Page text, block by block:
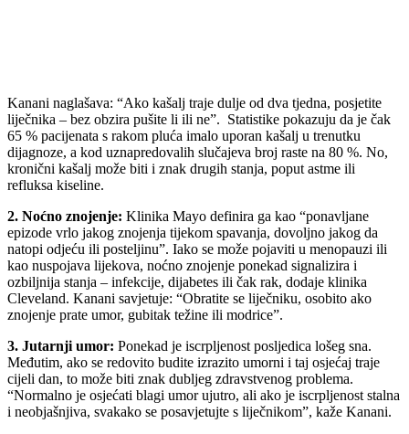
Kanani naglašava: “Ako kašalj traje dulje od dva tjedna, posjetite
liječnika – bez obzira pušite li ili ne”. Statistike pokazuju da je čak
65 % pacijenata s rakom pluća imalo uporan kašalj u trenutku
dijagnoze, a kod uznapredovalih slučajeva broj raste na 80 %. No,
kronični kašalj može biti i znak drugih stanja, poput astme ili
refluksa kiseline.
2. Noćno znojenje: Klinika Mayo definira ga kao “ponavljane
epizode vrlo jakog znojenja tijekom spavanja, dovoljno jakog da
natopi odjeću ili posteljinu”. Iako se može pojaviti u menopauzi ili
kao nuspojava lijekova, noćno znojenje ponekad signalizira i
ozbiljnija stanja – infekcije, dijabetes ili čak rak, dodaje klinika
Cleveland. Kanani savjetuje: “Obratite se liječniku, osobito ako
znojenje prate umor, gubitak težine ili modrice”.
3. Jutarnji umor: Ponekad je iscrpljenost posljedica lošeg sna.
Međutim, ako se redovito budite izrazito umorni i taj osjećaj traje
cijeli dan, to može biti znak dubljeg zdravstvenog problema.
“Normalno je osjećati blagi umor ujutro, ali ako je iscrpljenost stalna
i neobjašnjiva, svakako se posavjetujte s liječnikom”, kaže Kanani.